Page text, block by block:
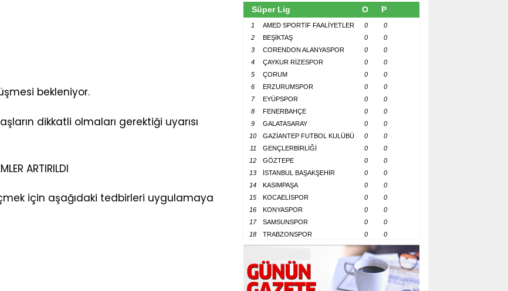
bekleniyor.
dikkatli olmaları gerektiği uyarısı
ARTIRILDI
için aşağıdaki tedbirleri uygulamaya
Süper Lig O P
1 AMED SPORTİF FAALİYETLER 0
0
2
BEŞİKTAŞ 0
0
3
CORENDON ALANYASPOR 0
0
4
ÇAYKUR RİZESPOR 0
0
5
ÇORUM 0
0
6
ERZURUMSPOR 0
0
7
EYÜPSPOR 0
0
8
FENERBAHÇE 0
0
9
GALATASARAY 0
0
10
GAZİANTEP FUTBOL KULÜBÜ 0
0
11
GENÇLERBİRLİĞİ 0
0
12
GÖZTEPE 0
0
13
İSTANBUL BAŞAKŞEHİR 0
0
14
KASIMPAŞA 0
0
15
KOCAELİSPOR 0
0
16
KONYASPOR 0
0
17
SAMSUNSPOR 0
0
18
TRABZONSPOR 0 0